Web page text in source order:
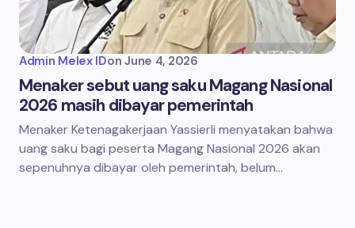
Admin Melex IDon June 4, 2026
Menaker sebut uang saku Magang Nasional
2026 masih dibayar pemerintah
Menaker Ketenagakerjaan Yassierli menyatakan bahwa
uang saku bagi peserta Magang Nasional 2026 akan
sepenuhnya dibayar oleh pemerintah, belum…